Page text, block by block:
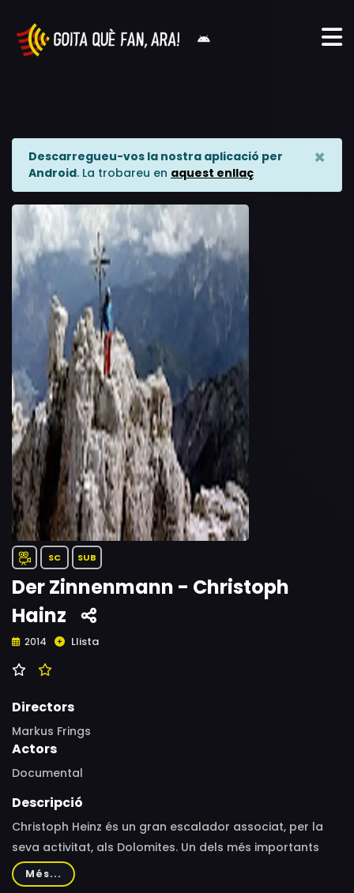
Descarregueu-vos la nostra aplicació per
Android. La trobareu en aquest enllaç
×
SC SUB
Der Zinnenmann - Christoph
Hainz
2014 Llista
Directors
Markus Frings
Actors
Documental
Descripció
Christoph Heinz és un gran escalador associat, per la
seva activitat, als Dolomites. Un dels més importants
desafiaments que ha portat a terme ha estat l
´escalada de la cara nord de la Cima Grande de
Més...